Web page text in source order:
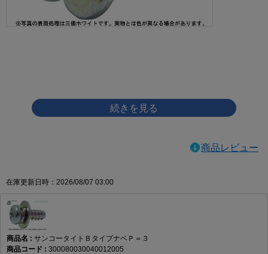
商品レビュー
在庫更新日時：2026/08/07 03:00
サンコータイトＢタイプナベＰ＝３
300080030040012005